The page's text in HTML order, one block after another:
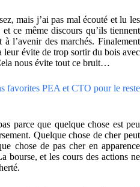
mais j’ai pas mal écouté et lu les
ce même discours qu’ils tiennent
l’avenir des marchés. Finalement
leur évite de trop sortir du bois avec
nous évite tout ce bruit…
favorites PEA et CTO pour le reste
parce que quelque chose est peu
Quelque chose de cher peut
chose de pas cher en apparence
bourse, et les cours des actions ne